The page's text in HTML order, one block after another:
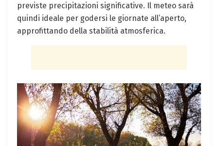
previste precipitazioni significative. Il meteo sarà
quindi ideale per godersi le giornate all’aperto,
approfittando della stabilità atmosferica.